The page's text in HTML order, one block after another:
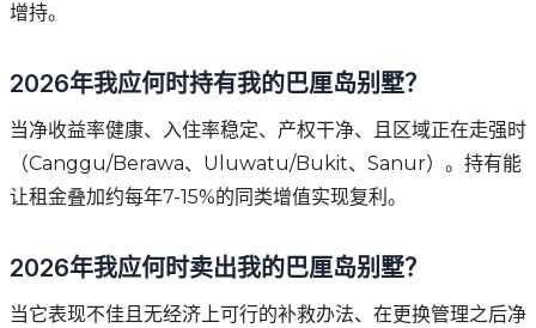
增持。
2026年我应何时持有我的巴厘岛别墅？
当净收益率健康、入住率稳定、产权干净、且区域正在走强时
（Canggu/Berawa、Uluwatu/Bukit、Sanur）。持有能
让租金叠加约每年7-15%的同类增值实现复利。
2026年我应何时卖出我的巴厘岛别墅？
当它表现不佳且无经济上可行的补救办法、在更换管理之后净